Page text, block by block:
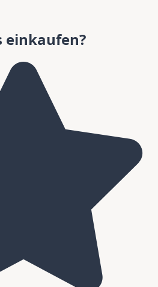
einkaufen?